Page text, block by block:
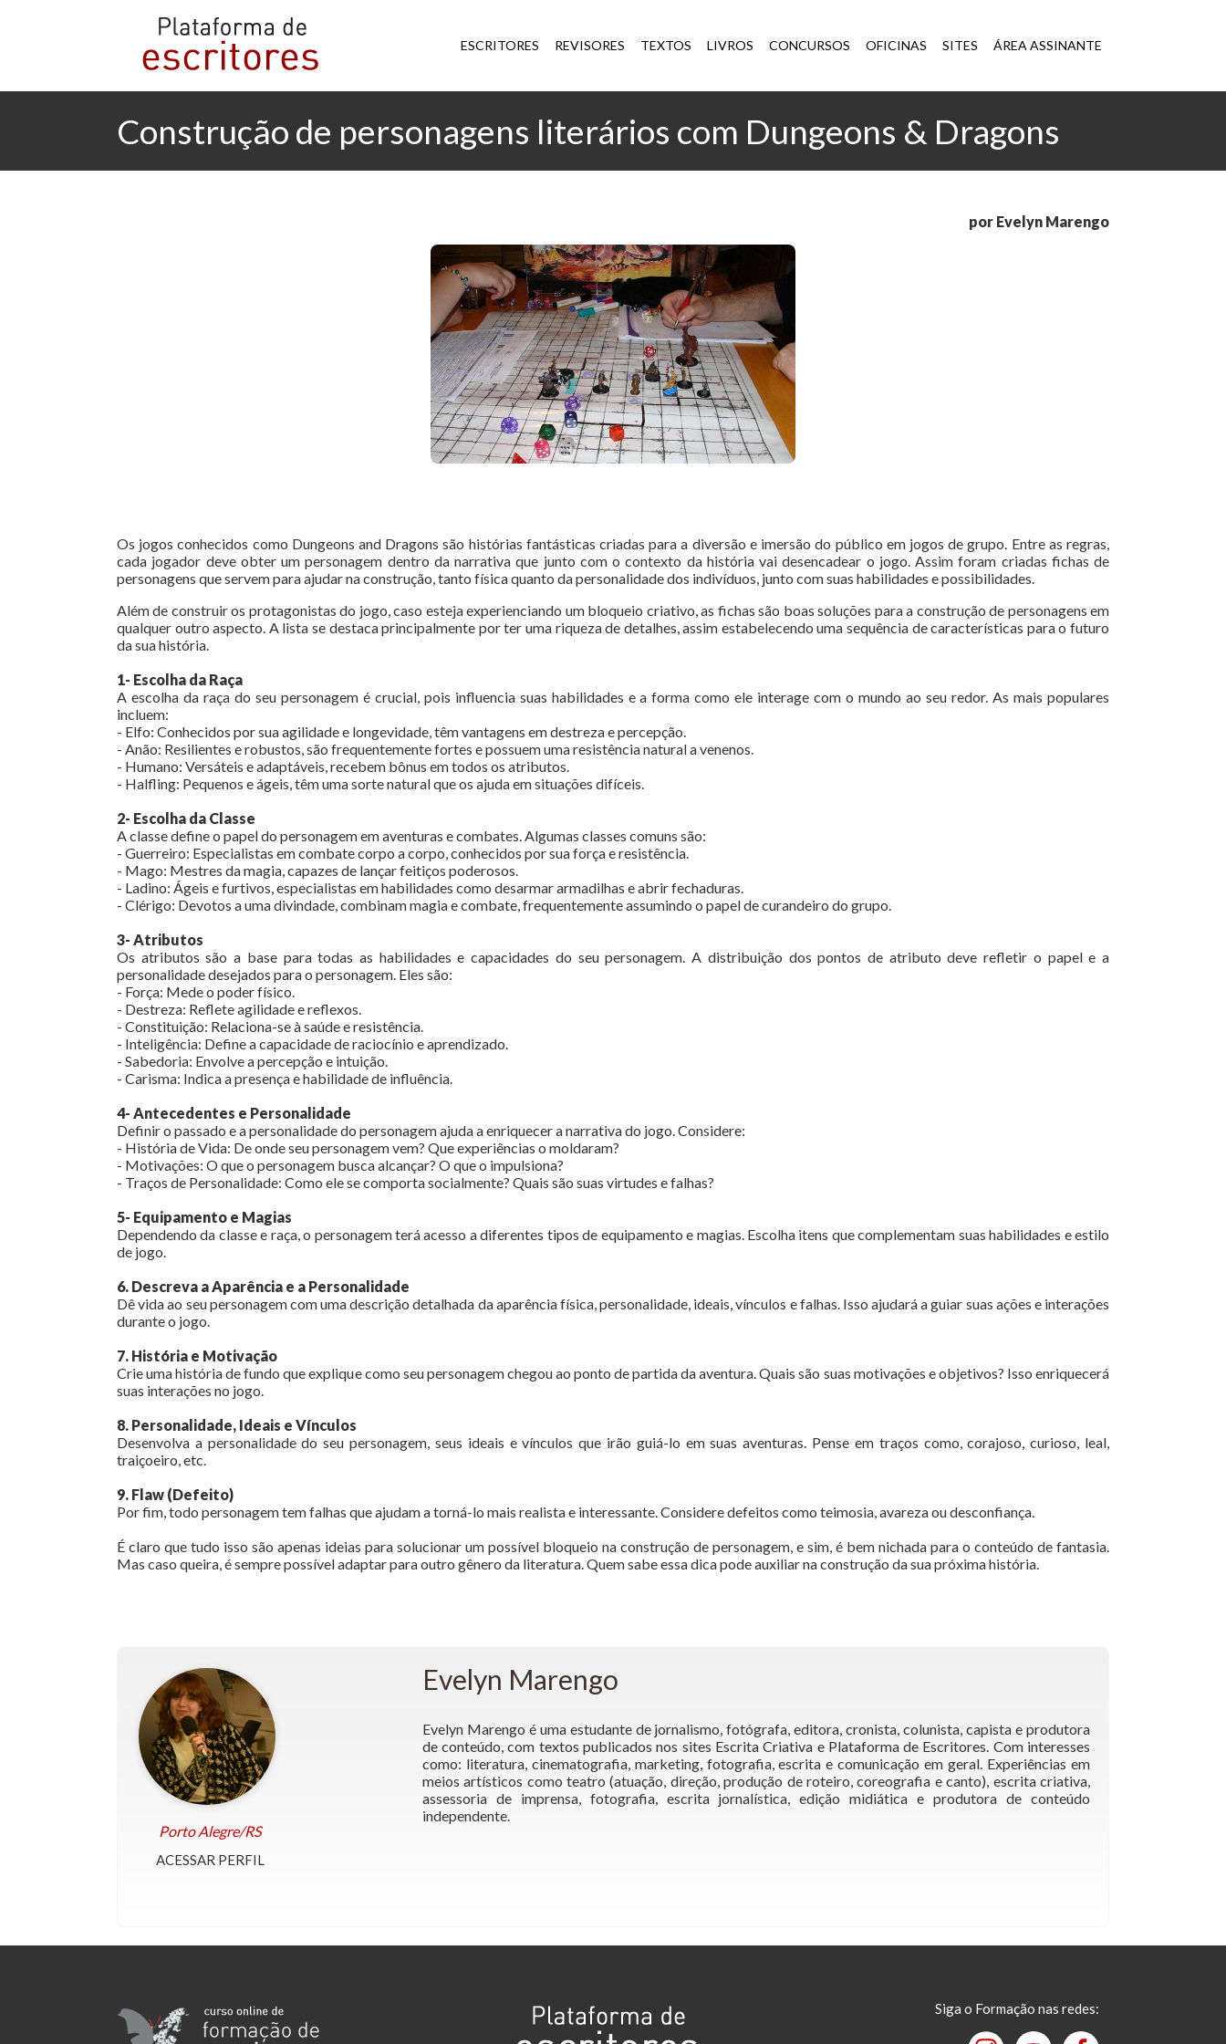
ESCRITORES REVISORES TEXTOS LIVROS CONCURSOS OFICINAS SITES ÁREA ASSINANTE
Construção de personagens literários com Dungeons & Dragons
por Evelyn Marengo
Os jogos conhecidos como Dungeons and Dragons são histórias fantásticas criadas para a diversão e imersão do público em jogos de grupo. Entre as regras,
cada jogador deve obter um personagem dentro da narrativa que junto com o contexto da história vai desencadear o jogo. Assim foram criadas fichas de
personagens que servem para ajudar na construção, tanto física quanto da personalidade dos indivíduos, junto com suas habilidades e possibilidades.
Além de construir os protagonistas do jogo, caso esteja experienciando um bloqueio criativo, as fichas são boas soluções para a construção de personagens em
qualquer outro aspecto. A lista se destaca principalmente por ter uma riqueza de detalhes, assim estabelecendo uma sequência de características para o futuro
da sua história.
1- Escolha da Raça
A escolha da raça do seu personagem é crucial, pois influencia suas habilidades e a forma como ele interage com o mundo ao seu redor. As mais populares
incluem:
- Elfo: Conhecidos por sua agilidade e longevidade, têm vantagens em destreza e percepção.
- Anão: Resilientes e robustos, são frequentemente fortes e possuem uma resistência natural a venenos.
- Humano: Versáteis e adaptáveis, recebem bônus em todos os atributos.
- Halfling: Pequenos e ágeis, têm uma sorte natural que os ajuda em situações difíceis.
2- Escolha da Classe
A classe define o papel do personagem em aventuras e combates. Algumas classes comuns são:
- Guerreiro: Especialistas em combate corpo a corpo, conhecidos por sua força e resistência.
- Mago: Mestres da magia, capazes de lançar feitiços poderosos.
- Ladino: Ágeis e furtivos, especialistas em habilidades como desarmar armadilhas e abrir fechaduras.
- Clérigo: Devotos a uma divindade, combinam magia e combate, frequentemente assumindo o papel de curandeiro do grupo.
3- Atributos
Os atributos são a base para todas as habilidades e capacidades do seu personagem. A distribuição dos pontos de atributo deve refletir o papel e a
personalidade desejados para o personagem. Eles são:
- Força: Mede o poder físico.
- Destreza: Reflete agilidade e reflexos.
- Constituição: Relaciona-se à saúde e resistência.
- Inteligência: Define a capacidade de raciocínio e aprendizado.
- Sabedoria: Envolve a percepção e intuição.
- Carisma: Indica a presença e habilidade de influência.
4- Antecedentes e Personalidade
Definir o passado e a personalidade do personagem ajuda a enriquecer a narrativa do jogo. Considere:
- História de Vida: De onde seu personagem vem? Que experiências o moldaram?
- Motivações: O que o personagem busca alcançar? O que o impulsiona?
- Traços de Personalidade: Como ele se comporta socialmente? Quais são suas virtudes e falhas?
5- Equipamento e Magias
Dependendo da classe e raça, o personagem terá acesso a diferentes tipos de equipamento e magias. Escolha itens que complementam suas habilidades e estilo
de jogo.
6. Descreva a Aparência e a Personalidade
Dê vida ao seu personagem com uma descrição detalhada da aparência física, personalidade, ideais, vínculos e falhas. Isso ajudará a guiar suas ações e interações
durante o jogo.
7. História e Motivação
Crie uma história de fundo que explique como seu personagem chegou ao ponto de partida da aventura. Quais são suas motivações e objetivos? Isso enriquecerá
suas interações no jogo.
8. Personalidade, Ideais e Vínculos
Desenvolva a personalidade do seu personagem, seus ideais e vínculos que irão guiá-lo em suas aventuras. Pense em traços como, corajoso, curioso, leal,
traiçoeiro, etc.
9. Flaw (Defeito)
Por fim, todo personagem tem falhas que ajudam a torná-lo mais realista e interessante. Considere defeitos como teimosia, avareza ou desconfiança.
É claro que tudo isso são apenas ideias para solucionar um possível bloqueio na construção de personagem, e sim, é bem nichada para o conteúdo de fantasia.
Mas caso queira, é sempre possível adaptar para outro gênero da literatura. Quem sabe essa dica pode auxiliar na construção da sua próxima história.
Porto Alegre/RS
ACESSAR PERFIL
Evelyn Marengo
Evelyn Marengo é uma estudante de jornalismo, fotógrafa, editora, cronista, colunista, capista e produtora
de conteúdo, com textos publicados nos sites Escrita Criativa e Plataforma de Escritores. Com interesses
como: literatura, cinematografia, marketing, fotografia, escrita e comunicação em geral. Experiências em
meios artísticos como teatro (atuação, direção, produção de roteiro, coreografia e canto), escrita criativa,
assessoria de imprensa, fotografia, escrita jornalística, edição midiática e produtora de conteúdo
independente.
Siga o Formação nas redes: